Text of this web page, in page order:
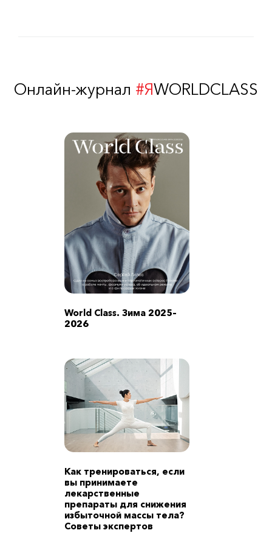
Онлайн-журнал #ЯWORLDCLASS
World Class. Зима 2025–
2026
Как тренироваться, если
вы принимаете
лекарственные
препараты для снижения
избыточной массы тела?
Советы экспертов